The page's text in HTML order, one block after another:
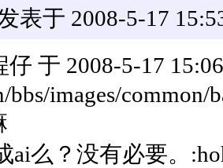
表于 2008-5-17
仔 于 2008-5-17
bbs/images/common/
ai么？没有必要。